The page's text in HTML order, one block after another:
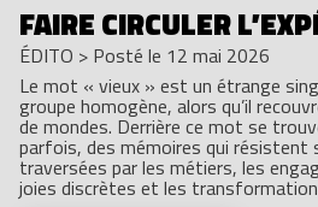
FAIRE CIRCULER
ÉDITO > Posté le 12 mai 2026
Le mot « vieux » est un étrange
groupe homogène, alors qu’il
de mondes. Derrière ce mot se
parfois, des mémoires qui
traversées par les métiers, les
joies discrètes et les